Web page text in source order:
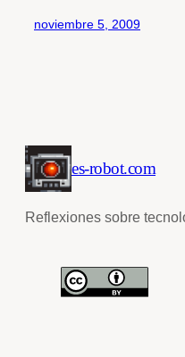
noviembre 5, 2009
es-robot.com
Reflexiones sobre